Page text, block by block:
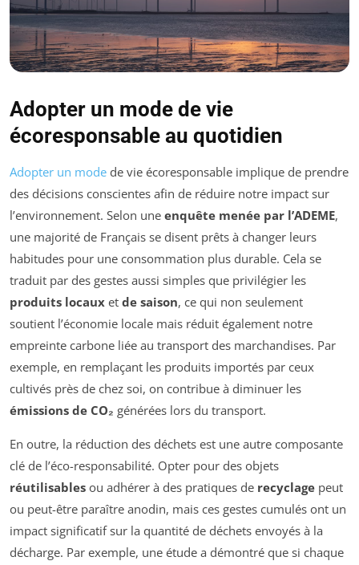
Adopter un mode de vie
écoresponsable au quotidien
Adopter un mode de vie écoresponsable implique de prendre
des décisions conscientes afin de réduire notre impact sur
l’environnement. Selon une enquête menée par l’ADEME,
une majorité de Français se disent prêts à changer leurs
habitudes pour une consommation plus durable. Cela se
traduit par des gestes aussi simples que privilégier les
produits locaux et de saison, ce qui non seulement
soutient l’économie locale mais réduit également notre
empreinte carbone liée au transport des marchandises. Par
exemple, en remplaçant les produits importés par ceux
cultivés près de chez soi, on contribue à diminuer les
émissions de CO₂ générées lors du transport.
En outre, la réduction des déchets est une autre composante
clé de l’éco-responsabilité. Opter pour des objets
réutilisables ou adhérer à des pratiques de recyclage peut
ou peut-être paraître anodin, mais ces gestes cumulés ont un
impact significatif sur la quantité de déchets envoyés à la
décharge. Par exemple, une étude a démontré que si chaque